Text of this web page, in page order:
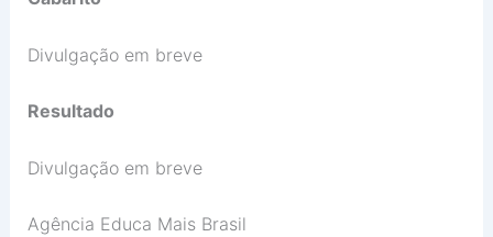
Divulgação em breve
Resultado
Divulgação em breve
Agência Educa Mais Brasil